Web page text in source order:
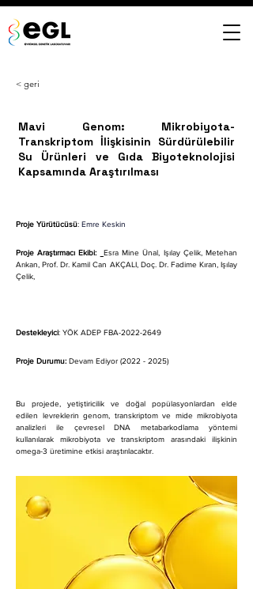
< geri
Mavi Genom: Mikrobiyota-
Transkriptom İlişkisinin Sürdürülebilir
Su Ürünleri ve Gıda Biyoteknolojisi
Kapsamında Araştırılması
Proje Yürütücüsü: Emre Keskin
Proje Araştırmacı Ekibi: Esra Mine Ünal Işılay Çelik, Metehan
Arıkan , Prof. Dr. Kamil Can AKÇALI, Doç. Dr. Fadime Kıran, Işılay
Çelik,
Destekleyici: YÖK ADEP FBA-2022-2649
Proje Durumu: Devam Ediyor (2022 - 2025)
Bu projede, yetiştiricilik ve doğal popülasyonlardan elde
edilen levreklerin genom, transkriptom ve mide mikrobiyota
analizleri ile çevresel DNA metabarkodlama yöntemi
kullanılarak mikrobiyota ve transkriptom arasındaki ilişkinin
omega-3 üretimine etkisi araştırılacaktır.